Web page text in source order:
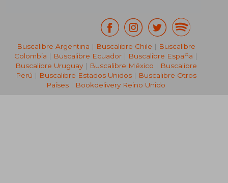
Buscalibre Argentina | Buscalibre Chile | Buscalibre
Colombia | Buscalibre Ecuador | Buscalibre España |
Buscalibre Uruguay| Buscalibre México | Buscalibre
Perú | Buscalibre Estados Unidos| Buscalibre Otros
Países | Bookdelivery Reino Unido